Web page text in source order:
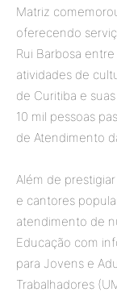
Matriz
oferecendo
Rui Barbosa
atividades de
de Curitiba e
10 mil pessoas
de Atendimento
Além de
e cantores
atendimento de
Educação com
para Jovens e
Trabalhadores